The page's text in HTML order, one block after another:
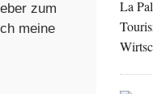
zum
meine